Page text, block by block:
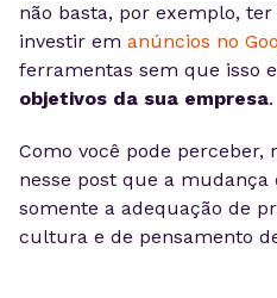
não basta, por exemplo,
investir em anúncios no
ferramentas sem que isso
objetivos da sua empresa.
Como você pode perceber,
nesse post que a mudança
somente a adequação de
cultura e de pensamento